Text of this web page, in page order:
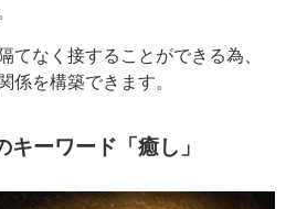
てなく接することができる為、
係を構築できます。
ーワード「癒し」